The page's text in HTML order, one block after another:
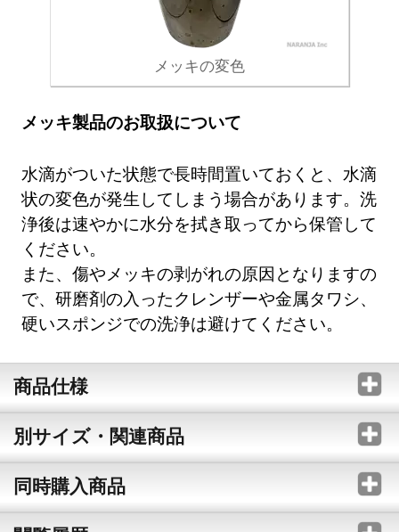
メッキの変色
メッキ製品のお取扱について
水滴がついた状態で長時間置いておくと、水滴
状の変色が発生してしまう場合があります。洗
浄後は速やかに水分を拭き取ってから保管して
ください。
また、傷やメッキの剥がれの原因となりますの
で、研磨剤の入ったクレンザーや金属タワシ、
硬いスポンジでの洗浄は避けてください。
商品仕様
別サイズ・関連商品
同時購入商品